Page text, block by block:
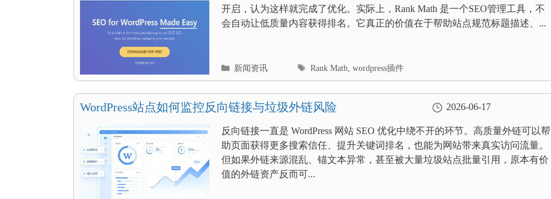
开启，认为这样就完成了优化。实际上，Rank Math 是一个SEO管理工具，不
会自动让低质量内容获得排名。它真正的价值在于帮助站点规范标题描述、...
分
类
目
录
新闻资讯
标
签
Rank Math,wordpress插件
WordPress站点如何监控反向链接与垃圾外链风险 2026-06-17
反向链接一直是 WordPress 网站 SEO 优化中绕不开的环节。高质量外链可以帮
助页面获得更多搜索信任、提升关键词排名，也能为网站带来真实访问流量。
但如果外链来源混乱、锚文本异常，甚至被大量垃圾站点批量引用，原本有价
值的外链资产反而可...